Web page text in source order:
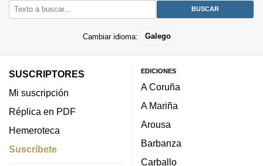
Cambiar idioma: Galego
SUSCRIPTORES
Mi suscripción
Réplica en PDF
Hemeroteca
Suscríbete
EDICIONES
A Coruña
A Mariña
Arousa
Barbanza
Carballo